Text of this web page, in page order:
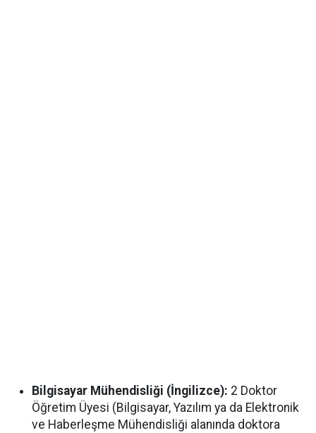
Bilgisayar Mühendisliği (İngilizce): 2 Doktor
Öğretim Üyesi (Bilgisayar, Yazılım ya da Elektronik
ve Haberleşme Mühendisliği alanında doktora